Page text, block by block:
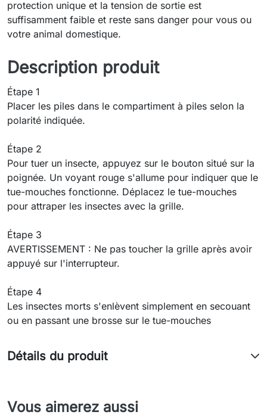
protection unique et la tension de sortie est
suffisamment faible et reste sans danger pour vous ou
votre animal domestique.
Description produit
Étape 1
Placer les piles dans le compartiment à piles selon la
polarité indiquée.
Étape 2
Pour tuer un insecte, appuyez sur le bouton situé sur la
poignée. Un voyant rouge s'allume pour indiquer que le
tue-mouches fonctionne. Déplacez le tue-mouches
pour attraper les insectes avec la grille.
Étape 3
AVERTISSEMENT : Ne pas toucher la grille après avoir
appuyé sur l'interrupteur.
Étape 4
Les insectes morts s'enlèvent simplement en secouant
ou en passant une brosse sur le tue-mouches
Détails du produit
Vous aimerez aussi